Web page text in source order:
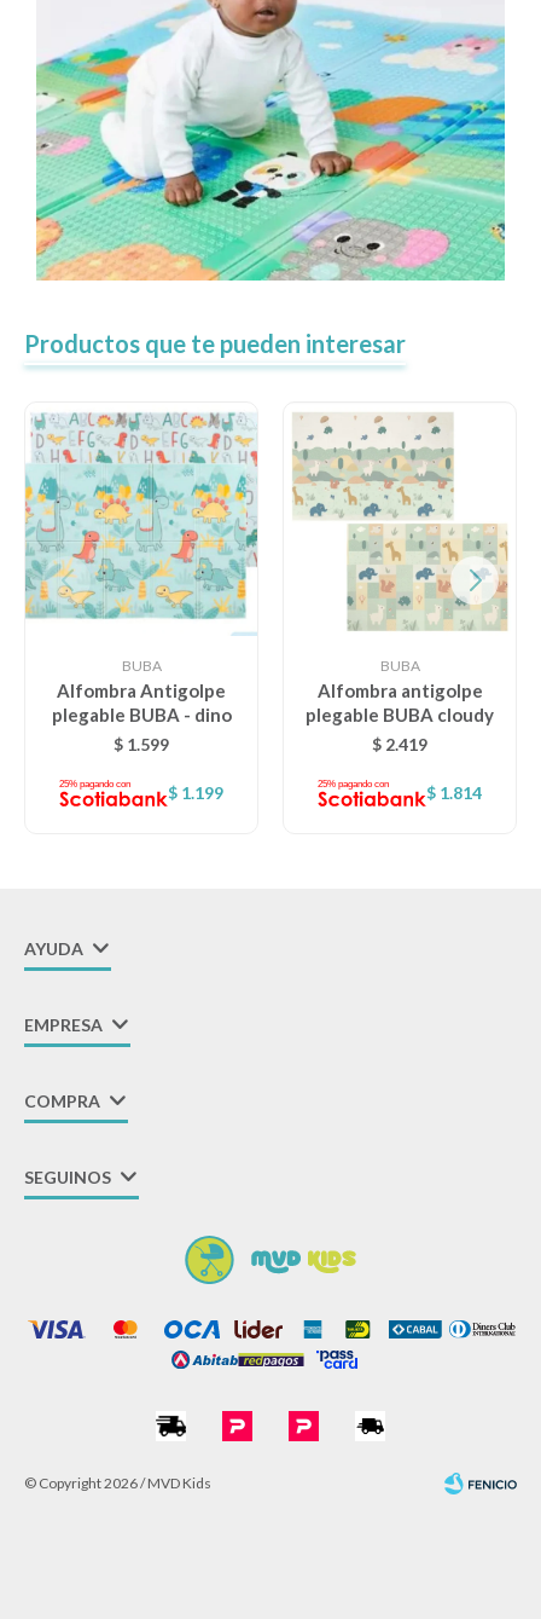
Productos que te pueden interesar
BUBA
Alfombra Antigolpe
plegable BUBA - dino
$ 1.599
$ 1.199
BUBA
Alfombra antigolpe
plegable BUBA cloudy
$ 2.419
$ 1.814
AYUDA
EMPRESA
COMPRA
SEGUINOS
© Copyright 2026 / MVD Kids